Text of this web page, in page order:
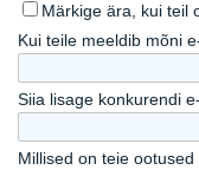
Märkige ära, kui teil
Kui teile meeldib mõni
Siia lisage konkurendi
Millised on teie